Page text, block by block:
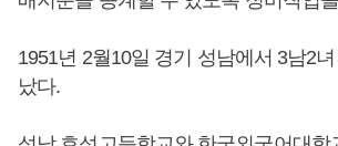
1951년 2월10일 경기 성남에서 3남2
났다.